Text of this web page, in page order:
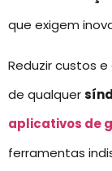
que exigem
Reduzir custos
de qualquer
aplicativos de
ferramentas